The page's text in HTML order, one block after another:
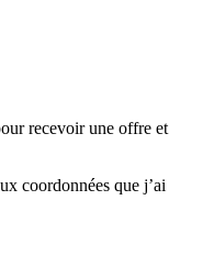
recevoir une offre et
coordonnées que j’ai